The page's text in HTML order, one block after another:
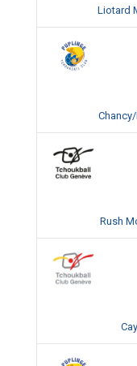
Liotard
Rush